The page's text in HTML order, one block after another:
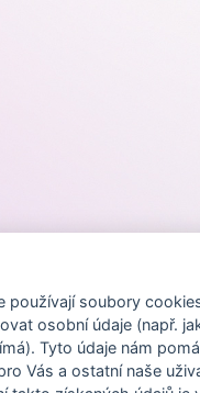
soubory
osobní údaje (např.
Tyto údaje nám
Vás a ostatní naše